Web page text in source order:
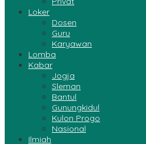
Loker
Dosen
Guru
Karyawan
Lomba
Kabar
Jogja
Sleman
Bantul
Gunungkidul
Kulon Progo
Nasional
Ilmiah